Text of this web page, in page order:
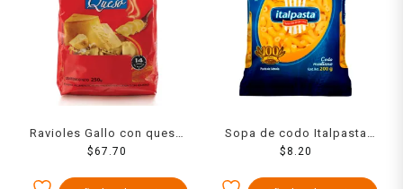
Ravioles Gallo con queso
250 g
$67.70
Sopa de codo Italpasta
mediano 200 g
$ 8.20